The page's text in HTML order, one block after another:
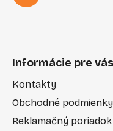
Informácie pre vás
Kontakty
Obchodné podmienky
Reklamačný poriadok